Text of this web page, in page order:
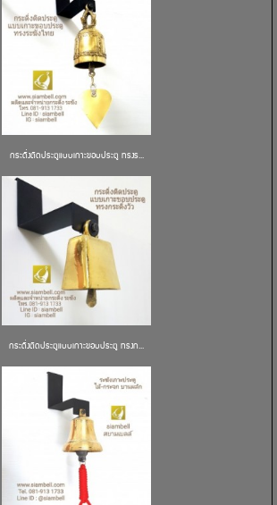
กระดิ่งติดประตูแบบเกาะขอบประตู ทรงร...
กระดิ่งติดประตูแบบเกาะขอบประตู ทรงก...